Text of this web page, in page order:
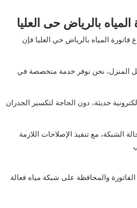
بالرياض حى العليا
فاتورة المياه بالرياض حي العليا فإن
المنزل، نحن نوفر خدمة متخصصة في
حديثة، دون الحاجة لتكسير الجدران
الشبكة، مع تنفيذ الإصلاحات اللازمة
والمحافظة على شبكة مياه فعالة